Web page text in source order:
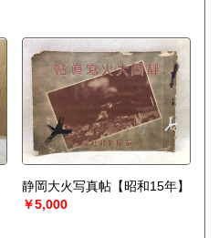
静岡大火写真帖【昭和15年】
￥5,000